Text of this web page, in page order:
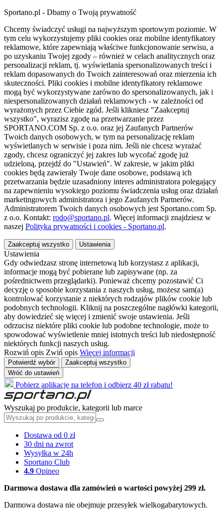
Sportano.pl - Dbamy o Twoją prywatność
Chcemy świadczyć usługi na najwyższym sportowym poziomie. W
tym celu wykorzystujemy pliki cookies oraz mobilne identyfikatory
reklamowe, które zapewniają właściwe funkcjonowanie serwisu, a
po uzyskaniu Twojej zgody – również w celach analitycznych oraz
personalizacji reklam, tj. wyświetlania spersonalizowanych treści i
reklam dopasowanych do Twoich zainteresowań oraz mierzenia ich
skuteczności. Pliki cookies i mobilne identyfikatory reklamowe
mogą być wykorzystywane zarówno do spersonalizowanych, jak i
niespersonalizowanych działań reklamowych - w zależności od
wyrażonych przez Ciebie zgód. Jeśli klikniesz "Zaakceptuj
wszystko", wyrazisz zgodę na przetwarzanie przez
SPORTANO.COM Sp. z o.o. oraz jej Zaufanych Partnerów
Twoich danych osobowych, w tym na personalizację reklam
wyświetlanych w serwisie i poza nim. Jeśli nie chcesz wyrażać
zgody, chcesz ograniczyć jej zakres lub wycofać zgodę już
udzieloną, przejdź do "Ustawień". W zakresie, w jakim pliki
cookies będą zawierały Twoje dane osobowe, podstawą ich
przetwarzania będzie uzasadniony interes administratora polegający
na zapewnieniu wysokiego poziomu świadczenia usług oraz działań
marketingowych administratora i jego Zaufanych Partnerów.
Administratorem Twoich danych osobowych jest Sportano.com Sp.
z o.o. Kontakt: rodo@sportano.pl. Więcej informacji znajdziesz w
naszej Polityka prywatności i cookies - Sportano.pl.
Zaakceptuj wszystko Ustawienia
Ustawienia
Gdy odwiedzasz stronę internetową lub korzystasz z aplikacji,
informacje mogą być pobierane lub zapisywane (np. za
pośrednictwem przeglądarki). Ponieważ chcemy pozostawić Ci
decyzję o sposobie korzystania z naszych usług, możesz sam(a)
kontrolować korzystanie z niektórych rodzajów plików cookie lub
podobnych technologii. Kliknij na poszczególne nagłówki kategorii,
aby dowiedzieć się więcej i zmienić swoje ustawienia. Jeśli
odrzucisz niektóre pliki cookie lub podobne technologie, może to
spowodować wyświetlenie mniej istotnych treści lub niedostępność
niektórych funkcji naszych usług.
Rozwiń opis Zwiń opis Więcej informacji
Potwierdź wybór
Zaakceptuj wszystko
Wróć do ustawień
Pobierz aplikację na telefon i odbierz 40 zł rabatu!
Wyszukaj po produkcie, kategorii lub marce
Dostawa od 0 zł
30 dni na zwrot
Wysyłka w 24h
Sportano Club
4.9 Opineo
Darmowa dostawa dla zamówień o wartości powyżej 299 zł.
Darmowa dostawa nie obejmuje przesyłek wielkogabarytowych.